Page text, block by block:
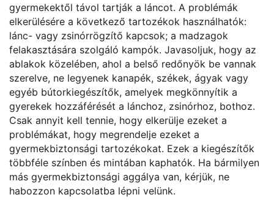
gyermekektől távol tartják a láncot. A problémák
elkerülésére a következő tartozékok használhatók:
lánc- vagy zsinórrögzítő kapcsok; a madzagok
felakasztására szolgáló kampók. Javasoljuk, hogy az
ablakok közelében, ahol a belső redőnyök be vannak
szerelve, ne legyenek kanapék, székek, ágyak vagy
egyéb bútorkiegészítők, amelyek megkönnyítik a
gyerekek hozzáférését a lánchoz, zsinórhoz, bothoz.
Csak annyit kell tennie, hogy elkerülje ezeket a
problémákat, hogy megrendelje ezeket a
gyermekbiztonsági tartozékokat. Ezek a kiegészítők
többféle színben és mintában kaphatók. Ha bármilyen
más gyermekbiztonsági aggálya van, kérjük, ne
habozzon kapcsolatba lépni velünk.